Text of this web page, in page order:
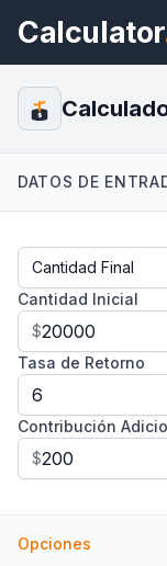
Calculator
$
DATOS DE
Cantidad Inicial
$
Tasa de Retorno
Contribución
$
Opciones